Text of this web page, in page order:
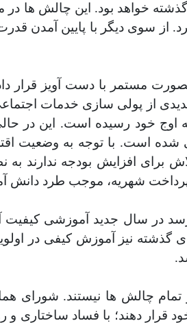
خواهد بود. این چالش ها
سوی دیگر با پایین آمدن
از پولی سازی خدمات
. این در
است. با توجه به وضعیت
برای افزایش بودجه ندارند
شهریه، موجب طرد دانش
در سال جدید آموزشی کیفیت
نیز آموزش کیفی در
چالش ها نیستند. شورای
قرار دهند؛ با فساد ساختاری